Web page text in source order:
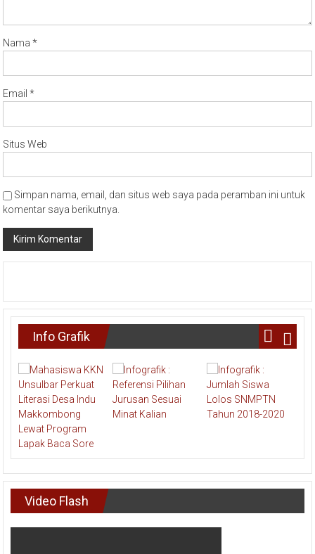
Nama*
Email*
Situs Web
Simpan nama, email, dan situs web saya pada peramban ini untuk
komentar saya berikutnya.
Info Grafik
Video Flash